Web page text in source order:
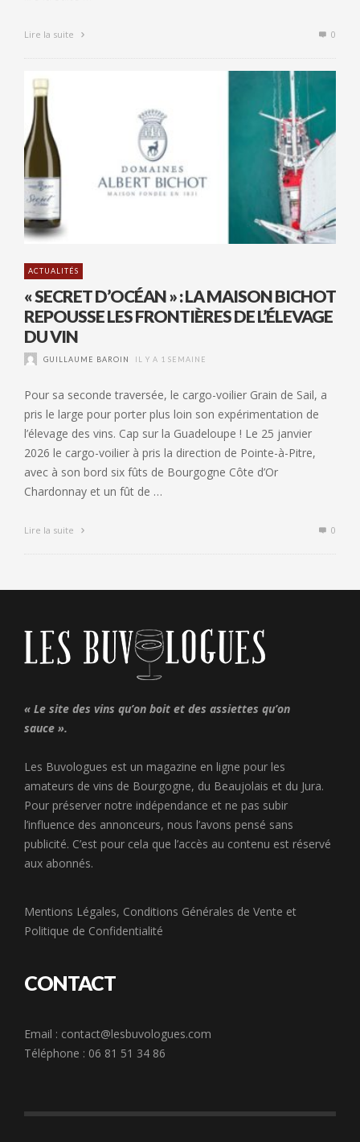
Lire la suite 0
ACTUALITÉS
« SECRET D’OCÉAN » : LA MAISON BICHOT
REPOUSSE LES FRONTIÈRES DE L’ÉLEVAGE
DU VIN
GUILLAUME BAROIN IL Y A 1 SEMAINE
Pour sa seconde traversée, le cargo-voilier Grain de Sail, a
pris le large pour porter plus loin son expérimentation de
l’élevage des vins. Cap sur la Guadeloupe ! Le 25 janvier
2026 le cargo-voilier à pris la direction de Pointe-à-Pitre,
avec à son bord six fûts de Bourgogne Côte d’Or
Chardonnay et un fût de …
Lire la suite 0
« Le site des vins qu’on boit et des assiettes qu’on
sauce ».
Les Buvologues est un magazine en ligne pour les
amateurs de vins de Bourgogne, du Beaujolais et du Jura.
Pour préserver notre indépendance et ne pas subir
l’influence des annonceurs, nous l’avons pensé sans
publicité. C’est pour cela que l’accès au contenu est réservé
aux abonnés.
Mentions Légales, Conditions Générales de Vente et
Politique de Confidentialité
CONTACT
Email : contact@lesbuvologues.com
Téléphone : 06 81 51 34 86